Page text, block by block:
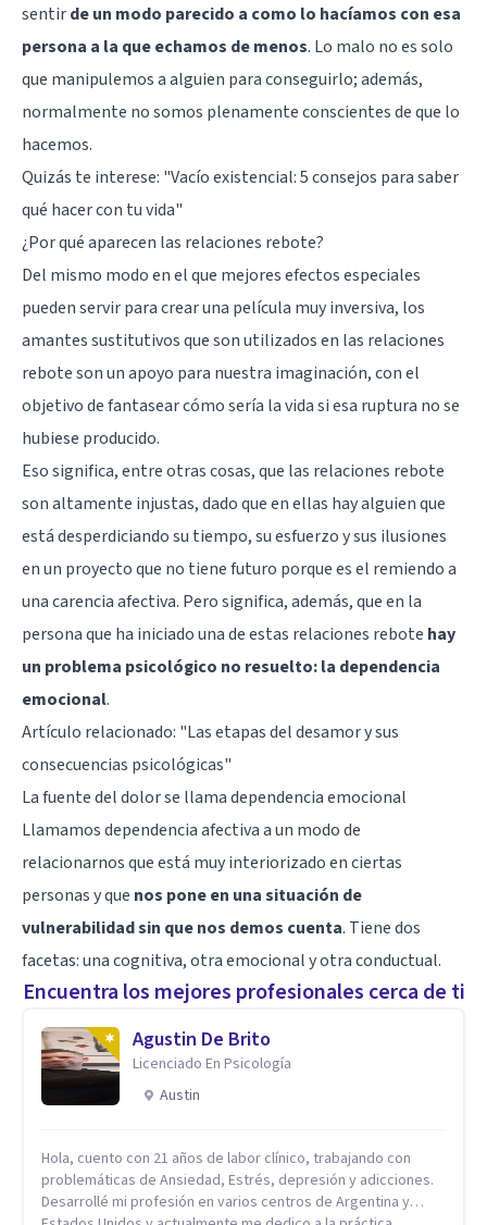
sentirde un modo parecido a como lo hacíamos con esa
persona a la que echamos de menos. Lo malo no es solo
que manipulemos a alguien para conseguirlo; además,
normalmente no somos plenamente conscientes de que lo
hacemos.
Quizás te interese: "Vacío existencial: 5 consejos para saber
qué hacer con tu vida"
¿Por qué aparecen las relaciones rebote?
Del mismo modo en el que mejores efectos especiales
pueden servir para crear una película muy inversiva, los
amantes sustitutivos que son utilizados en las relaciones
rebote son un apoyo para nuestra imaginación, con el
objetivo de fantasear cómo sería la vida si esa ruptura no se
hubiese producido.
Eso significa, entre otras cosas, que las relaciones rebote
son altamente injustas, dado que en ellas hay alguien que
está desperdiciando su tiempo, su esfuerzo y sus ilusiones
en un proyecto que no tiene futuro porque es el remiendo a
una carencia afectiva. Pero significa, además, que en la
persona que ha iniciado una de estas relaciones rebote hay
un problema psicológico no resuelto: la dependencia
emocional.
Artículo relacionado: "Las etapas del desamor y sus
consecuencias psicológicas"
La fuente del dolor se llama dependencia emocional
Llamamos dependencia afectiva a un modo de
relacionarnos que está muy interiorizado en ciertas
personas y que nos pone en una situación de
vulnerabilidad sin que nos demos cuenta. Tiene dos
facetas: una cognitiva, otra emocional y otra conductual.
Encuentra los mejores profesionales cerca de ti
Agustin De Brito
Licenciado En Psicología
Austin
Hola, cuento con 21 años de labor clínico, trabajando con
problemáticas de Ansiedad, Estrés, depresión y adicciones.
Desarrollé mi profesión en varios centros de Argentina y